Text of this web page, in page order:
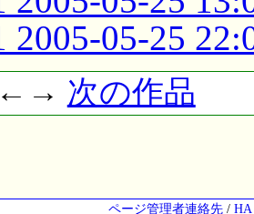
2005-05-25
←→ 次の作品
ページ管理者連絡先/ HA